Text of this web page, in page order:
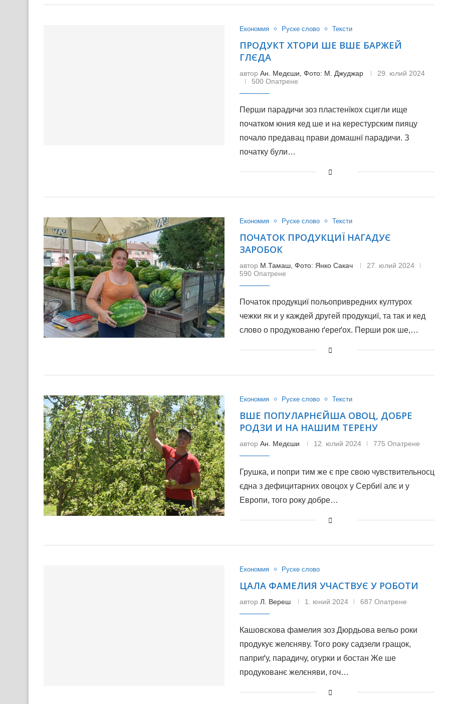
Економия Руске слово Тексти
ПРОДУКТ ХТОРИ ШЕ ВШЕ БАРЖЕЙ
ГЛЄДА
автор Ан. Медєши, Фото: М. Джуджар
29. юлий 2024
500 Опатрене
Перши парадичи зоз пластенїкох сцигли ище
початком юния кед ше и на керестурским пияцу
почало предавац прави домашнї парадичи. З
початку були…
Економия Руске слово Тексти
ПОЧАТОК ПРОДУКЦИЇ НАГАДУЄ
ЗАРОБОК
автор М.Тамаш, Фото: Янко Сакач
27. юлий 2024
590 Опатрене
Початок продукциї польопривредних културох
чежки як и у каждей другей продукциї, та так и кед
слово о продукованю ґереґох. Перши рок ше,…
Економия Руске слово Тексти
ВШЕ ПОПУЛАРНЄЙША ОВОЦ, ДОБРЕ
РОДЗИ И НА НАШИМ ТЕРЕНУ
автор Ан. Медєши 12. юлий 2024 775 Опатрене
Грушка, и попри тим же є пре свою чувствительносц
єдна з дефицитарних овоцох у Сербиї алє и у
Европи, того року добре…
Економия Руске слово
ЦАЛА ФАМЕЛИЯ УЧАСТВУЄ У РОБОТИ
автор Л. Вереш 1. юний 2024 687 Опатрене
Кашовскова фамелия зоз Дюрдьова вельо роки
продукує желєняву. Того року садзели гращок,
паприґу, парадичу, огурки и бостан Же ше
продукованє желєняви, гоч…